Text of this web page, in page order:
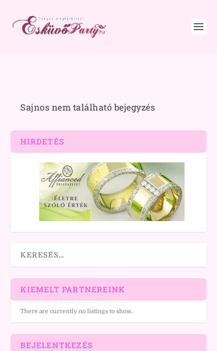
Sajnos nem található bejegyzés
HIRDETÉS
KIEMELT PARTNEREINK
There are currently no listings to show.
BEJELENTKEZÉS